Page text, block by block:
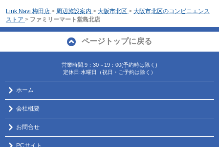
Link Navi 梅田店 > 周辺施設案内 > 大阪市北区 > 大阪市北区のコンビニエンス
ストア > ファミリーマート堂島北店
ページトップに戻る
営業時間:9：30～19：00(予約時は除く)
定休日:水曜日（祝日・ご予約は除く）
ホーム
会社概要
お問合せ
PCサイト